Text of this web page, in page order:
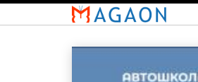
Перейти